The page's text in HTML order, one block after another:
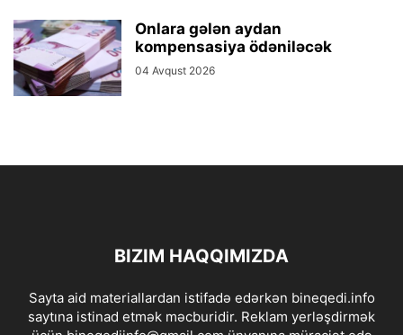
Onlara gələn aydan
kompensasiya ödəniləcək
04 Avqust 2026
BIZIM HAQQIMIZDA
Sayta aid materiallardan istifadə edərkən bineqedi.info
saytına istinad etmək məcburidir. Reklam yerləşdirmək